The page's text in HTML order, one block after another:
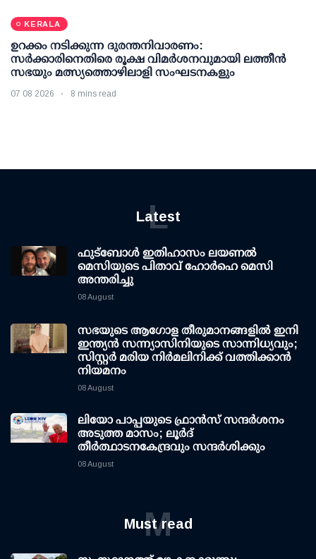
KERALA
ഉറക്കം നടിക്കുന്ന ദുരന്തനിവാരണം:
സര്‍ക്കാരിനെതിരെ രൂക്ഷ വിമര്‍ശനവുമായി ലത്തീന്‍
സഭയും മത്സ്യത്തൊഴിലാളി സംഘടനകളും
07 08 2026 8 mins read
Latest
L
ഫുട്ബോൾ ഇതിഹാസം ലയണൽ
മെസിയുടെ പിതാവ് ഹോർഹെ മെസി
അന്തരിച്ചു
08 August
സഭയുടെ ആഗോള തീരുമാനങ്ങളിൽ ഇനി
ഇന്ത്യൻ സന്ന്യാസിനിയുടെ സാന്നിധ്യവും;
സിസ്റ്റർ മരിയ നിർമലിനിക്ക് വത്തിക്കാൻ
നിയമനം
08 August
ലിയോ പാപ്പയുടെ ഫ്രാൻസ് സന്ദർശനം
അടുത്ത മാസം; ലൂർദ്
തീർത്ഥാടനകേന്ദ്രവും സന്ദർശിക്കും
08 August
Must read
M